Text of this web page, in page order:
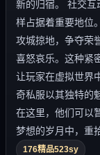
新的归宿。 社交互
样占据着重要地位
攻城掠地，争夺荣
喜怒哀乐。这种紧
让玩家在虚拟世界
奇私服以其独特的
在这里，他们可以
梦想的岁月中，重
176精品523sy